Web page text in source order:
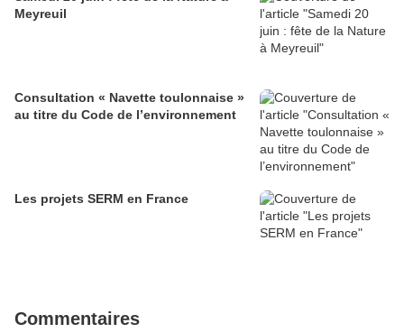
Meyreuil
Consultation « Navette toulonnaise »
au titre du Code de l’environnement
Les projets SERM en France
Commentaires